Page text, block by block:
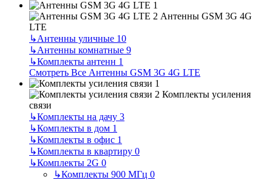
Антенны GSM 3G 4G
LTE
↳Антенны уличные 10
↳Антенны комнатные 9
↳Комплекты антенн 1
Смотреть Все Антенны GSM 3G 4G LTE
Комплекты усиления
связи
↳Комплекты на дачу 3
↳Комплекты в дом 1
↳Комплекты в офис 1
↳Комплекты в квартиру 0
↳Комплекты 2G 0
↳Комплекты 900 МГц 0